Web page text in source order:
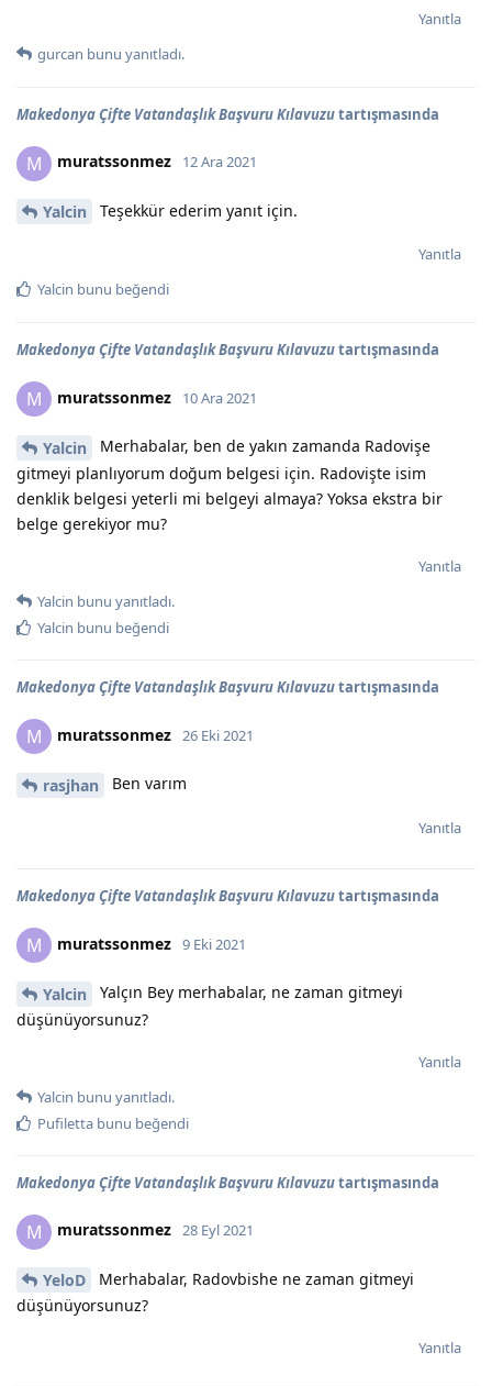
Yanıtla
gurcan bunu yanıtladı.
Makedonya Çifte Vatandaşlık Başvuru Kılavuzutartışmasında
M muratssonmez 12 Ara 2021
Yalcin Teşekkür ederim yanıt için.
Yanıtla
Yalcin bunu beğendi
Makedonya Çifte Vatandaşlık Başvuru Kılavuzutartışmasında
M muratssonmez 10 Ara 2021
Yalcin
Merhabalar, ben de yakın zamanda Radovişe
gitmeyi planlıyorum doğum belgesi için. Radovişte isim
denklik belgesi yeterli mi belgeyi almaya? Yoksa ekstra bir
belge gerekiyor mu?
Yanıtla
Yalcin bunu yanıtladı.
Yalcin bunu beğendi
Makedonya Çifte Vatandaşlık Başvuru Kılavuzutartışmasında
M muratssonmez 26 Eki 2021
rasjhan Ben varım
Yanıtla
Makedonya Çifte Vatandaşlık Başvuru Kılavuzutartışmasında
M muratssonmez 9 Eki 2021
Yalcin
Yalçın Bey merhabalar, ne zaman gitmeyi
düşünüyorsunuz?
Yanıtla
Yalcin bunu yanıtladı.
Pufiletta bunu beğendi
Makedonya Çifte Vatandaşlık Başvuru Kılavuzutartışmasında
M muratssonmez 28 Eyl 2021
YeloD
Merhabalar, Radovbishe ne zaman gitmeyi
düşünüyorsunuz?
Yanıtla